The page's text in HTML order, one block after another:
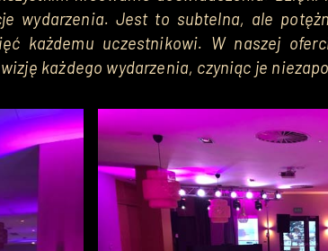
wydarzenia. Jest to subtelna, ale
każdemu uczestnikowi. W naszej
każdego wydarzenia, czyniąc je